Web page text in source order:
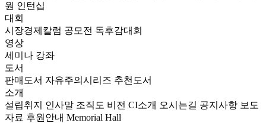
원 인턴십
대회
시장경제칼럼 공모전 독후감대회
영상
세미나 강좌
도서
판매도서 자유주의시리즈 추천도서
소개
설립취지 인사말 조직도 비전 CI소개 오시는길 공지사항 보도
자료 후원안내 Memorial Hall